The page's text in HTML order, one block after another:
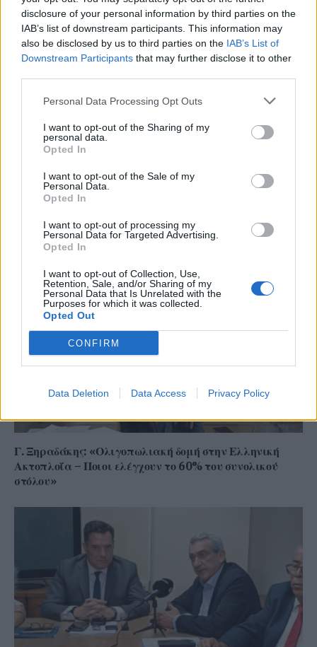
disclosure of your personal information by third parties on the
IAB’s list of downstream participants. This information may
also be disclosed by us to third parties on the IAB’s List of
Downstream Participants that may further disclose it to other
Personal Data Processing Opt Outs
I want to opt-out of the Sharing of my
personal data.
Opted In
I want to opt-out of the Sale of my
Personal Data.
Opted In
I want to opt-out of processing my
Personal Data for Targeted Advertising.
Opted In
I want to opt-out of Collection, Use,
Retention, Sale, and/or Sharing of my
Personal Data that Is Unrelated with the
Purposes for which it was collected.
Opted Out
CONFIRM
Data Deletion Data Access Privacy Policy
ΣΥΝΕΧΊΣΤΕ ΝΑ ΔΙΑΒΆΖΕΤΕ
εκλογικό ποσοστό του Αν. Σαμαρά θα είναι έκπληξη
για όλους»
Γ. Ξηραδάκης: «Ολιγοπωλιακή δομή στην Ελληνική
Ακτοπλοΐα – Ποιοι ελέγχουν το 60% του συνολικού
στόλου»